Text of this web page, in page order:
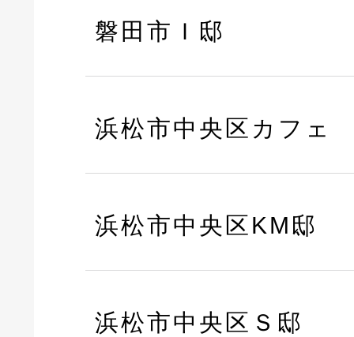
磐田市Ｉ邸
浜松市中央区カフェ
浜松市中央区KM邸
浜松市中央区Ｓ邸